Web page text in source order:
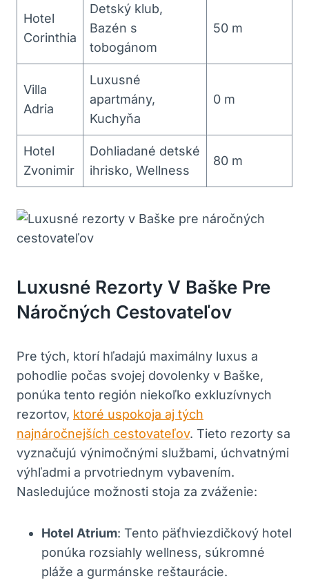
Hotel
Corinthia
Detský klub,
Bazén s
tobogánom
50 m
Villa
Adria
Luxusné
apartmány,
Kuchyňa
0 m
Hotel
Zvonimir
Dohliadané detské
ihrisko, Wellness
80 m
Luxusné Rezorty V Baške Pre
Náročných Cestovateľov
Pre tých, ktorí hľadajú maximálny luxus a
pohodlie počas svojej dovolenky v Baške,
ponúka tento región niekoľko exkluzívnych
rezortov, ktoré uspokoja aj tých
najnáročnejších cestovateľov. Tieto rezorty sa
vyznačujú výnimočnými službami, úchvatnými
výhľadmi a prvotriednym vybavením.
Nasledujúce možnosti stoja za zváženie:
Hotel Atrium: Tento päťhviezdičkový hotel
ponúka rozsiahly wellness, súkromné
pláže a gurmánske reštaurácie.